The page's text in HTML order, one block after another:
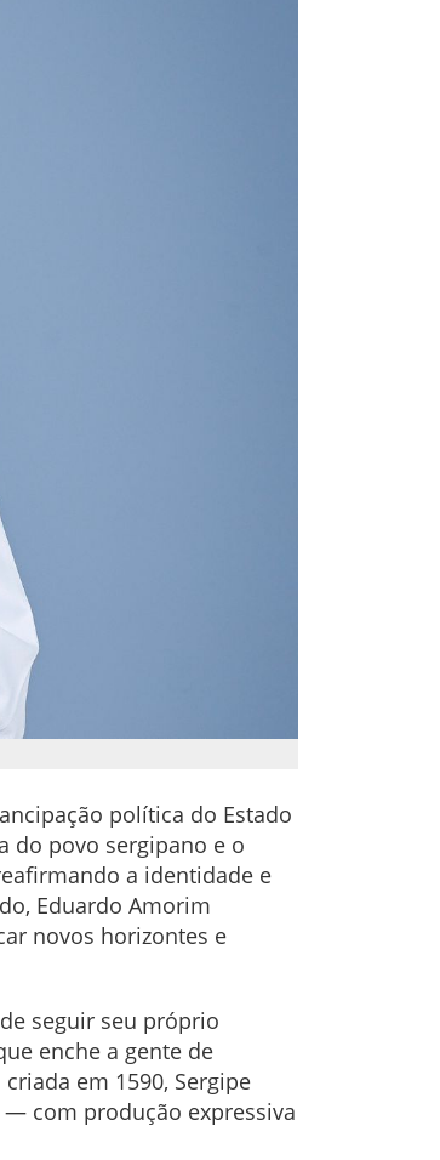
política do Estado
do povo sergipano e o
a identidade e
Eduardo Amorim
novos horizontes e
seguir seu próprio
enche a gente de
em 1590, Sergipe
com produção expressiva